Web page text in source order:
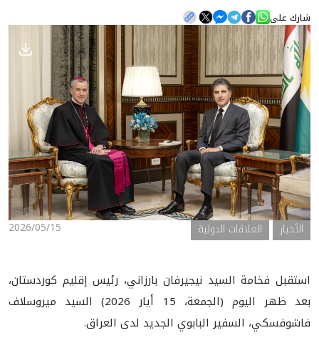
المؤسسات
الأخبار
المعرض
شارك على
2026/05/15 الأخبار العلاقات الدولية
استقبل فخامة السيد نيجيرفان بارزاني، رئيس إقليم كوردستان،
بعد ظهر اليوم (الجمعة، 15 أيار 2026) السيد ميروسلاف
فاشوفسكي، السفير البابوي الجديد لدى العراق.